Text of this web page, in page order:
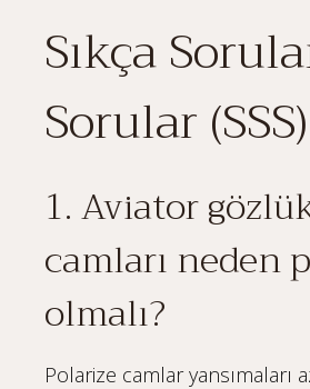
Sıkça
Sorular (SSS)
1. Aviator
camları neden
olmalı?
Polarize camlar yansımaları